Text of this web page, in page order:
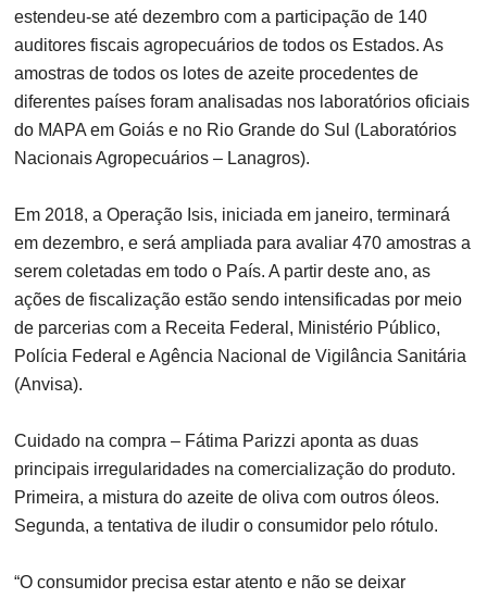
estendeu-se até dezembro com a participação de 140
auditores fiscais agropecuários de todos os Estados. As
amostras de todos os lotes de azeite procedentes de
diferentes países foram analisadas nos laboratórios oficiais
do MAPA em Goiás e no Rio Grande do Sul (Laboratórios
Nacionais Agropecuários – Lanagros).
Em 2018, a Operação Isis, iniciada em janeiro, terminará
em dezembro, e será ampliada para avaliar 470 amostras a
serem coletadas em todo o País. A partir deste ano, as
ações de fiscalização estão sendo intensificadas por meio
de parcerias com a Receita Federal, Ministério Público,
Polícia Federal e Agência Nacional de Vigilância Sanitária
(Anvisa).
Cuidado na compra – Fátima Parizzi aponta as duas
principais irregularidades na comercialização do produto.
Primeira, a mistura do azeite de oliva com outros óleos.
Segunda, a tentativa de iludir o consumidor pelo rótulo.
“O consumidor precisa estar atento e não se deixar